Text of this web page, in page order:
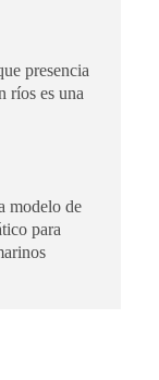
presencia
ríos es una
modelo de
para